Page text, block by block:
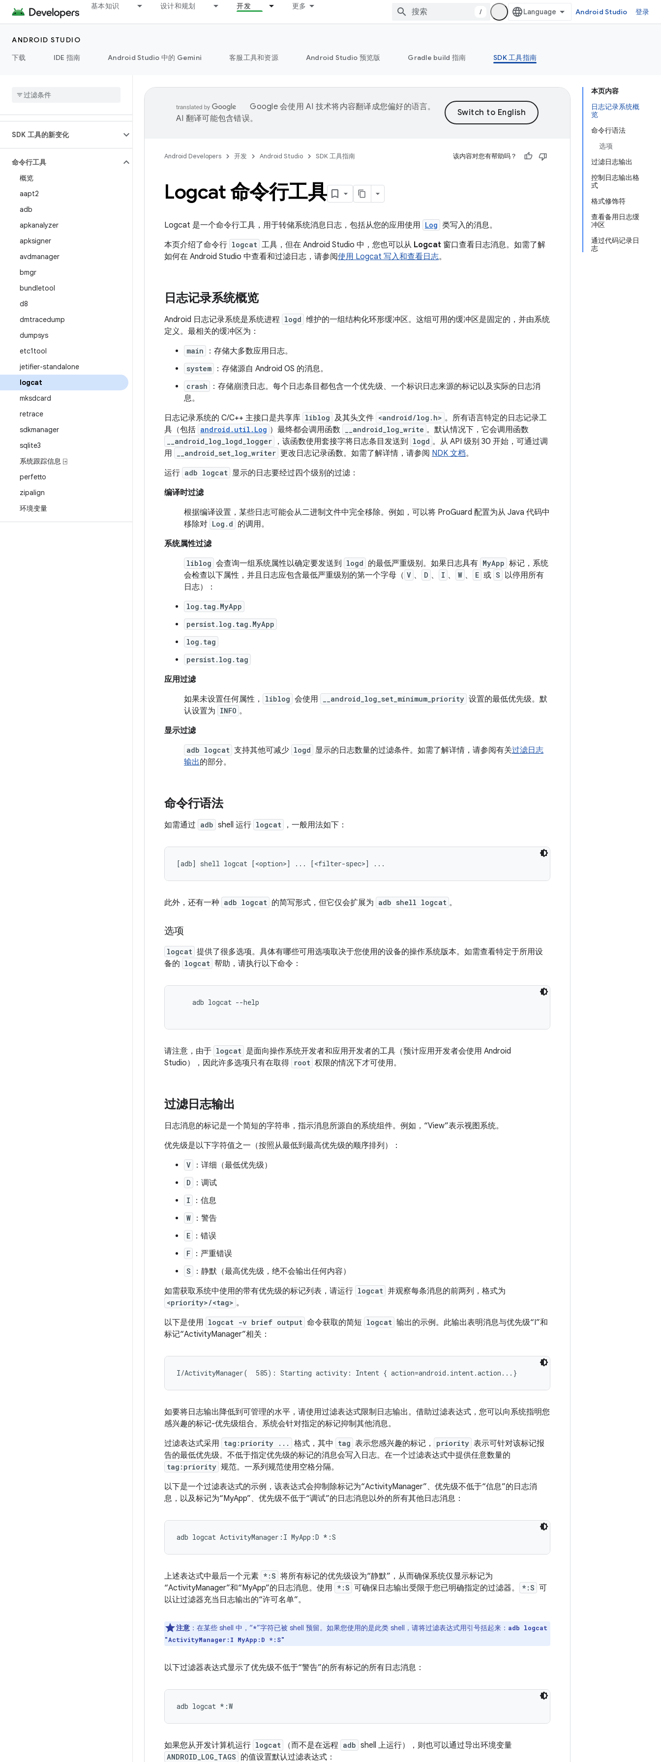
基本知识 设计和规划 开发 更多
/ Android Studio 登录
ANDROID STUDIO
下载
IDE 指南 Android Studio 中的 Gemini 客服工具和资源 Android Studio 预览版 Gradle build 指南 SDK 工具指南
SDK 工具的新变化
命令行工具
概览
aapt2
adb
apkanalyzer
apksigner
avdmanager
bmgr
bundletool
d8
dmtracedump
dumpsys
etc1tool
jetifier-standalone
logcat
mksdcard
retrace
sdkmanager
sqlite3
系统跟踪信息 ⍈
perfetto
zipalign
环境变量
本页内容
日志记录系统概
览
命令行语法
选项
过滤日志输出
控制日志输出格
式
格式修饰符
查看备用日志缓
冲区
通过代码记录日
志
Google 会使用 AI 技术将内容翻译成您偏好的语言。
AI 翻译可能包含错误。
Android Developers 开发 Android Studio SDK 工具指南 该内容对您有帮助吗？
Logcat 命令行工具
Logcat 是一个命令行工具，用于转储系统消息日志，包括从您的应用使用 Log 类写入的消息。
本页介绍了命令行 logcat 工具，但在 Android Studio 中，您也可以从 Logcat 窗口查看日志消息。如需了解
如何在 Android Studio 中查看和过滤日志，请参阅使用 Logcat 写入和查看日志。
日志记录系统概览
Android 日志记录系统是系统进程 logd 维护的一组结构化环形缓冲区。这组可用的缓冲区是固定的，并由系统
定义。最相关的缓冲区为：
main ：存储大多数应用日志。
system ：存储源自 Android OS 的消息。
crash
：存储崩溃日志。每个日志条目都包含一个优先级、一个标识日志来源的标记以及实际的日志消
息。
日志记录系统的 C/C++ 主接口是共享库 liblog 及其头文件 <android/log.h> 。所有语言特定的日志记录工
具（包括 android.util.Log ）最终都会调用函数 __android_log_write 。默认情况下，它会调用函数
__android_log_logd_logger ，该函数使用套接字将日志条目发送到 logd 。从 API 级别 30 开始，可通过调
用
__android_set_log_writer 更改日志记录函数。如需了解详情，请参阅 NDK 文档。
运行 adb logcat 显示的日志要经过四个级别的过滤：
编译时过滤
根据编译设置，某些日志可能会从二进制文件中完全移除。例如，可以将 ProGuard 配置为从 Java 代码中
移除对 Log.d 的调用。
系统属性过滤
liblog 会查询一组系统属性以确定要发送到 logd 的最低严重级别。如果日志具有 MyApp 标记，系统
会检查以下属性，并且日志应包含最低严重级别的第一个字母（ V 、 D 、 I 、 W 、 E 或 S 以停用所有
日志）：
log.tag.MyApp
persist.log.tag.MyApp
log.tag
persist.log.tag
应用过滤
如果未设置任何属性，
liblog 会使用 __android_log_set_minimum_priority 设置的最低优先级。默
认设置为 INFO 。
显示过滤
adb logcat 支持其他可减少 logd 显示的日志数量的过滤条件。如需了解详情，请参阅有关过滤日志
输出的部分。
命令行语法
如需通过 adb shell 运行 logcat ，一般用法如下：
此外，还有一种 adb logcat 的简写形式，但它仅会扩展为 adb shell logcat 。
选项
logcat 提供了很多选项。具体有哪些可用选项取决于您使用的设备的操作系统版本。如需查看特定于所用设
备的 logcat 帮助，请执行以下命令：
    adb logcat --help
请注意，由于 logcat 是面向操作系统开发者和应用开发者的工具（预计应用开发者会使用 Android
Studio），因此许多选项只有在取得 root 权限的情况下才可使用。
过滤日志输出
日志消息的标记是一个简短的字符串，指示消息所源自的系统组件。例如，“View”表示视图系统。
优先级是以下字符值之一（按照从最低到最高优先级的顺序排列）：
V ：详细（最低优先级）
D ：调试
I ：信息
W ：警告
E ：错误
F ：严重错误
S
：静默（最高优先级，绝不会输出任何内容）
如需获取系统中使用的带有优先级的标记列表，请运行 logcat 并观察每条消息的前两列，格式为
<priority>/<tag> 。
以下是使用 logcat -v brief output 命令获取的简短 logcat 输出的示例。此输出表明消息与优先级“I”和
标记“ActivityManager”相关：
如要将日志输出降低到可管理的水平，请使用过滤表达式限制日志输出。 借助过滤表达式，您可以向系统指明您
感兴趣的标记-优先级组合。系统会针对指定的标记抑制其他消息。
过滤表达式采用 tag:priority ... 格式，其中 tag 表示您感兴趣的标记， priority 表示可针对该标记报
告的最低优先级。不低于指定优先级的标记的消息会写入日志。在一个过滤表达式中提供任意数量的
tag:priority 规范。一系列规范使用空格分隔。
以下是一个过滤表达式的示例，该表达式会抑制除标记为“ActivityManager”、优先级不低于“信息”的日志消
息，以及标记为“MyApp”、优先级不低于“调试”的日志消息以外的所有其他日志消息：
上述表达式中最后一个元素 *:S 将所有标记的优先级设为“静默”，从而确保系统仅显示标记为
“ActivityManager”和“MyApp”的日志消息。使用 *:S 可确保日志输出受限于您已明确指定的过滤器。 *:S 可
以让过滤器充当日志输出的“许可名单”。
注意 ：在某些 shell 中，“*”字符已被 shell 预留。如果您使用的是此类 shell，请将过滤表达式用引号括起来： adb logcat
"ActivityManager:I MyApp:D *:S"
以下过滤器表达式显示了优先级不低于“警告”的所有标记的所有日志消息：
如果您从开发计算机运行 logcat （而不是在远程 adb shell 上运行），则也可以通过导出环境变量
ANDROID_LOG_TAGS 的值设置默认过滤表达式：